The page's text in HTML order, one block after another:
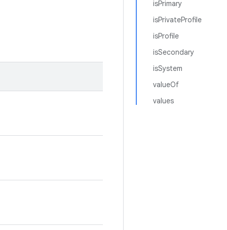
isPrimary
isPrivateProfile
isProfile
isSecondary
isSystem
valueOf
values